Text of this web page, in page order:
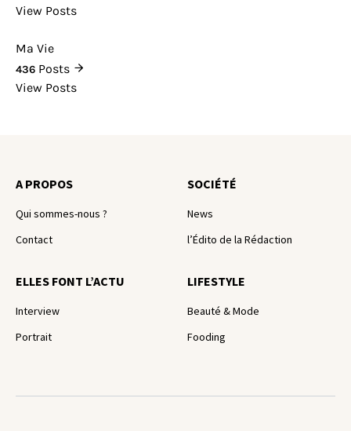
View Posts
Ma Vie
436 Posts
View Posts
A PROPOS
Qui sommes-nous ?
Contact
SOCIÉTÉ
News
l’Édito de la Rédaction
ELLES FONT L’ACTU
Interview
Portrait
LIFESTYLE
Beauté & Mode
Fooding